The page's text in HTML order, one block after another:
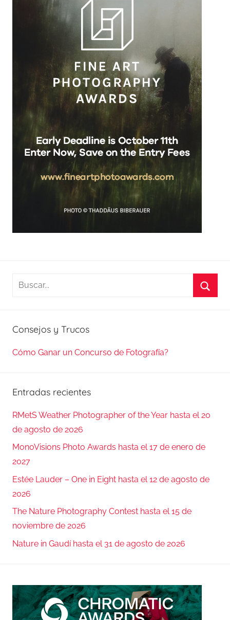
Buscar:
Consejos y Trucos
Cómo Ganar un Concurso de Fotografía?
Entradas recientes
RMetS Weather Photographer of the Year hasta el 20
de agosto de 2026
MonoVisions Photo Awards hasta el 17 de enero de
2027
Estée Lauder – One in Eight hasta el 12 de agosto de
2026
The Nature Photography Contest hasta el 15 de
noviembre de 2026
Nature in Gaudí hasta el 31 de agosto de 2026